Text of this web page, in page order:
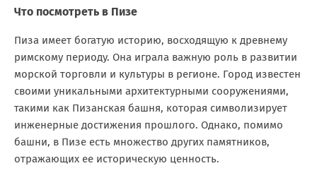
Что посмотреть в Пизе
Пиза имеет богатую историю, восходящую к древнему
римскому периоду. Она играла важную роль в развитии
морской торговли и культуры в регионе. Город известен
своими уникальными архитектурными сооружениями,
такими как Пизанская башня, которая символизирует
инженерные достижения прошлого. Однако, помимо
башни, в Пизе есть множество других памятников,
отражающих ее историческую ценность.